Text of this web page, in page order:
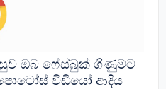
ඔබ ෆේස්බුක් ගිණුමට
වීඩියෝ ආදිය